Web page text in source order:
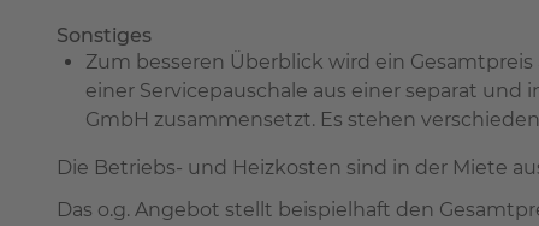
Sonstiges
Zum besseren Überblick wird ein
einer Servicepauschale aus einer separat
GmbH zusammensetzt. Es stehen
Die Betriebs- und Heizkosten sind in der Miete
Das o.g. Angebot stellt beispielhaft den